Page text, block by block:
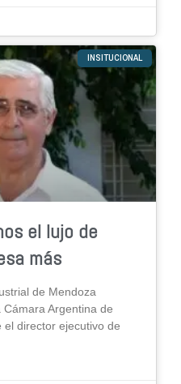
INSITUCIONAL
el lujo de
más
de Mendoza
Argentina de
el director ejecutivo de